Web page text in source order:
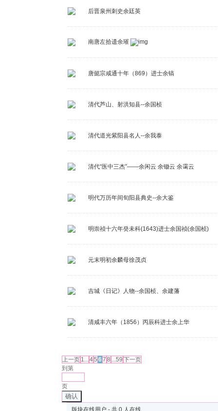
后晋泉州刺史余廷英
南唐左拾遗余璀
唐懿宗咸通十年（869）进士余镐
清代芦山、射洪知县--余国桢
清代道光紫阳县名人--余我泰
清代“医中三杰”——余闲云 余锄云 余霭云
明代万历年间旬阳县典史--余大鉴
明崇祯十六年癸未科(1643)进士余国祯(余国桢)
元末明初余麟母徐茂贞
吉城《日记》人物--余国桢、余建藩
清咸丰六年（1856）丙辰科进士余上华
上一页 1...45 67 8 ...59 下一页
到第
页
确认
版块在线用户 - 共 0 人在线